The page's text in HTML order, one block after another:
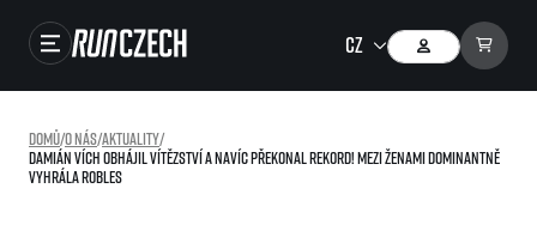
Výsledky
Domů/O nás/Aktuality/
Damián Vích obhájil vítězství a navíc překonal rekord! Mezi ženami dominantně
vyhrála Robles